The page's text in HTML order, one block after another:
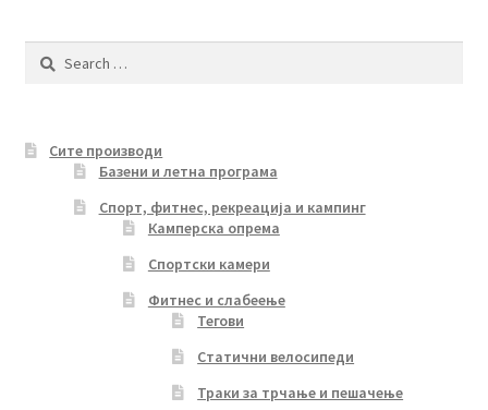
Search
Сите производи
Базени и летна програма
Спорт, фитнес, рекреација и кампинг
Камперска опрема
Спортски камери
Фитнес и слабеење
Тегови
Статични велосипеди
Траки за трчање и пешачење